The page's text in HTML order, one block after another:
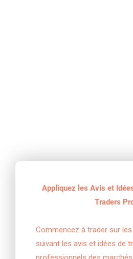
Appliquez les Avis et
Traders
Commencez à trader sur
suivant les avis et idées de